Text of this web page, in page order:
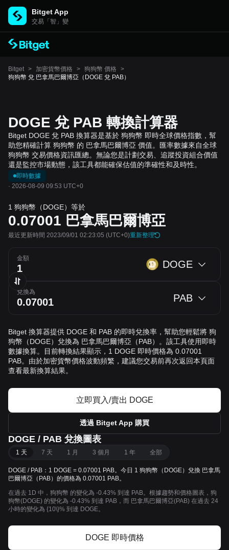
Bitget App
交易「智」變
Bitget > 加密貨幣價格 > 狗狗幣 價格
>
狗狗幣 兌 巴拿馬巴爾博亞（DOGE 兌 PAB）
DOGE 兌 PAB 轉換計算器
Bitget DOGE 兌 PAB 換算器是基於 狗狗幣 即時全球價格指數，幫
助您精確計算 狗狗幣 的 巴拿馬巴爾博亞 價值。匯率數據來自全球
狗狗幣 交易價格資訊匯總。無論您是計劃交易、追蹤投資組合價值
還是監控市場動態，該工具都能確保估值的準確性和及時性。
即時數據
· 2026-08-09 09:53 UTC+0
1 狗狗幣（DOGE）等於
0.07001 巴拿馬巴爾博亞
最近更新時間 2023/09/01 02:23:05 (UTC+0)重新整理
金額
DOGE
兌換為
PAB
Bitget 換算器提供 DOGE 和 PAB 的即時兌換率，幫助您輕鬆將 狗
狗幣（DOGE）兌換為 巴拿馬巴爾博亞（PAB）。該工具使用即時
數據換算。目前轉換結果顯示，1 DOGE 即時價格為 0.07001
PAB。由於加密貨幣價格波動頻繁，建議您交易前再次返回本頁面
查看最新換算結果。
立即買入/賣出 DOGE
透過 Bitget App 購買
DOGE / PAB 兌換圖表
1 天 7 天 1 月 3 個月 1 年 全部
DOGE / PAB：1 DOGE = 0.07001 PAB。今日 1 狗狗幣（DOGE）兌換 巴拿馬
巴爾博亞（PAB）的價格為 0.07001 PAB。
在過去 1D 中，狗狗幣 的變化為 -0.43% 到達 PAB。根據趨勢和價格圖表，狗
狗幣(DOGE) 的變化為 -0.43% 到達 PAB，而 巴拿馬巴爾博亞(PAB) 在過去 24
小時的變化為 {10\}% 到達 DOGE。
DOGE 即時價格